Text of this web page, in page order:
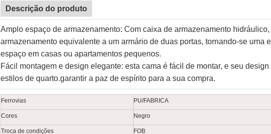
Descrição do produto
Amplo espaço de armazenamento: Com caixa de armazenamento
armazenamento equivalente a um armário de duas portas, tornando-se uma
espaço em casas ou apartamentos pequenos.
Fácil montagem e design elegante: esta cama é fácil de montar, e seu
estilos de quarto.garantir a paz de espírito para a sua compra.
Ferrovias PU/FABRICA
Cores Negro
Troca de condições FOB